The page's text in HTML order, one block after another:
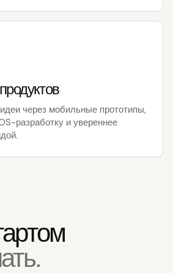
через мобильные прототипы,
разработку и увереннее